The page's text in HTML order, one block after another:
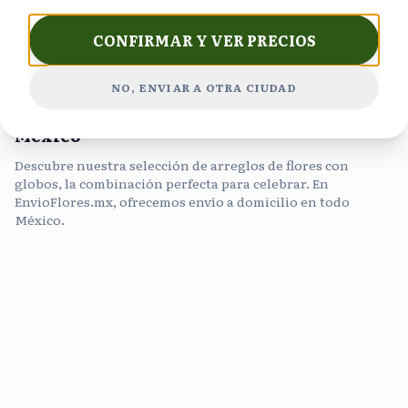
México
Descubre nuestra selección de arreglos de flores con
globos, la combinación perfecta para celebrar. En
EnvioFlores.mx, ofrecemos envío a domicilio en todo
México.
CONFIRMAR Y VER PRECIOS
NO, ENVIAR A OTRA CIUDAD